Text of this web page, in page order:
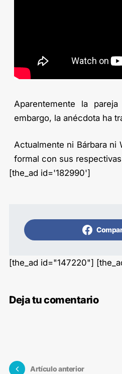
Aparentemente la
embargo, la anécdota ha
Actualmente ni Bárbara ni
formal con sus
[the_ad id='182990']
[the_ad id="147220"]
Deja tu comentario
Artículo anterior